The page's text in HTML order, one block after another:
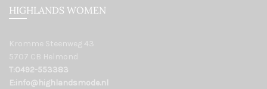
HIGHLANDS WOMEN
Kromme Steenweg 43
5707 CB Helmond
T:0492-553383
E:info@highlandsmode.nl